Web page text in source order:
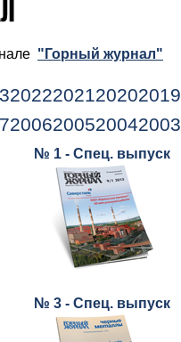
"Горный журнал"
2022202120202019
2006200520042003
№ 1 - Спец. выпуск
№ 3 - Спец. выпуск